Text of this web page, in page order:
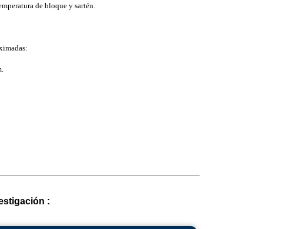
de bloque y sartén.
: